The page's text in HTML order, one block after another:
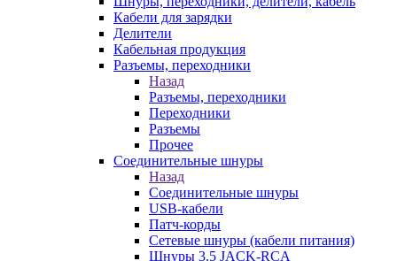
Кабели для зарядки
Делители
Кабельная продукция
Разъемы, переходники
Назад
Разъемы, переходники
Переходники
Разъемы
Прочее
Соединительные шнуры
Назад
Соединительные шнуры
USB-кабели
Патч-корды
Сетевые шнуры (кабели питания)
Шнуры 3.5 JACK-RCA